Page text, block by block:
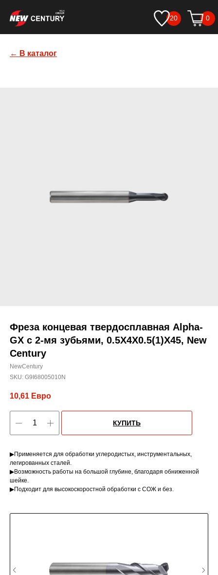
0
20
← В каталог
Фреза концевая твердосплавная Alpha-
GX c 2-мя зубьями, 0.5X4X0.5(1)X45, New
Century
NewCentury
SKU: G9I68005010N
10,61 Евро
КУПИТЬ
▶Применяется для обработки углеродистых, инструментальных,
легированных сталей.
▶Возможность работы на большой глубине, благодаря обниженной
шейке.
▶Подходит для высокоскоростной обработки с СОЖ и без.